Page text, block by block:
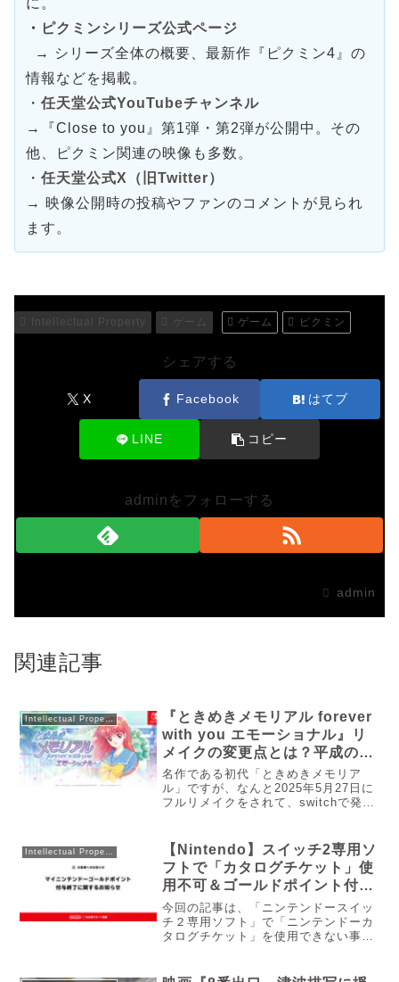
に。
・ ピクミンシリーズ公式ページ
→ シリーズ全体の概要、最新作『ピクミン4』の
情報などを掲載。
・ 任天堂公式YouTubeチャンネル
→『Close to you』第1弾・第2弾が公開中。その
他、ピクミン関連の映像も多数。
・ 任天堂公式X（旧Twitter）
→ 映像公開時の投稿やファンのコメントが見られ
ます。
Intellectual Property ゲーム ゲーム ピクミン
シェアする
X Facebook はてブ
LINE コピー
adminをフォローする
admin
関連記事
Intellectual Property
『ときめきメモリアル forever
with you エモーショナル』リ
メイクの変更点とは？平成の名
作が再び！
名作である初代「ときめきメモリア
ル」ですが、なんと2025年5月27日に
フルリメイクをされて、switchで発売
報がおおよそ解禁されているので、改
めて発表されている内容の確認と、
SNS上での反応について、まとめてい
きたいと思います。
Intellectual Property
【Nintendo】スイッチ2専用ソ
フトで「カタログチケット」使
用不可＆ゴールドポイント付与
終了の詳細
今回の記事は、「ニンテンドースイッ
チ２専用ソフト」で「ニンテンドーカ
タログチケット」を使用できない事が
された事が判明したのでお知らせしま